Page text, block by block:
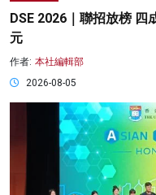
DSE 2026｜聯招放榜 四
元
作者: 本社編輯部
2026-08-05